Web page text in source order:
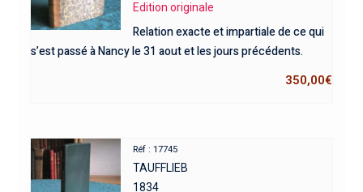
Edition originale
Relation exacte et impartiale de ce qui
s’est passé à Nancy le 31 aout et les jours précédents.
350,00€
Réf : 17745
TAUFFLIEB
1834